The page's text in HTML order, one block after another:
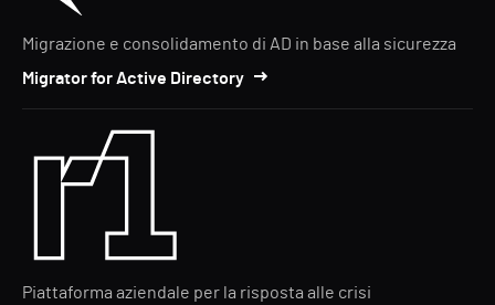
Migrazione e consolidamento di AD in base alla sicurezza
Migrator for Active Directory
Piattaforma aziendale per la risposta alle crisi